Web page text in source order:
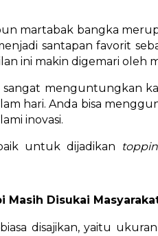
martabak bangka
santapan favorit
ini makin digemari oleh
menguntungkan
hari. Anda bisa
inovasi.
untuk dijadikan
Masih Disukai
disajikan, yaitu